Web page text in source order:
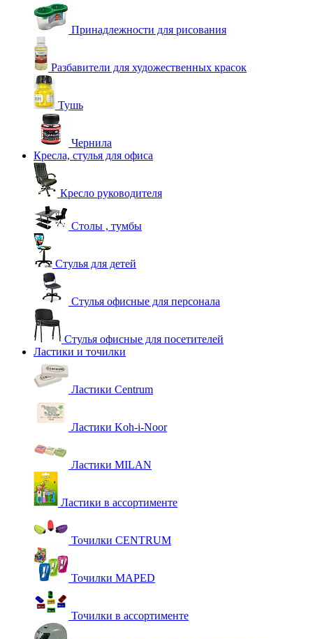
Принадлежности для рисования
Разбавители для художественных красок
Тушь
Чернила
Кресла, стулья для офиса
Кресло руководителя
Столы , тумбы
Стулья для детей
Стулья офисные для персонала
Стулья офисные для посетителей
Ластики и точилки
Ластики Centrum
Ластики Koh-i-Noor
Ластики MILAN
Ластики в ассортименте
Точилки CENTRUM
Точилки MAPED
Точилки в ассортименте